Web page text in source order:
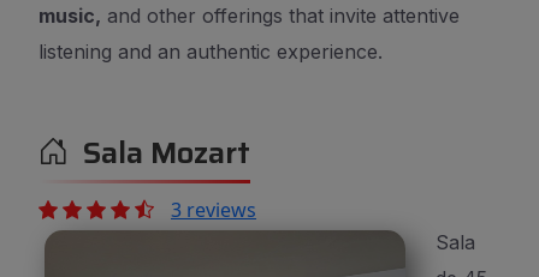
music, and other offerings that invite attentive
listening and an authentic experience.
Sala Mozart
3 reviews
Sala